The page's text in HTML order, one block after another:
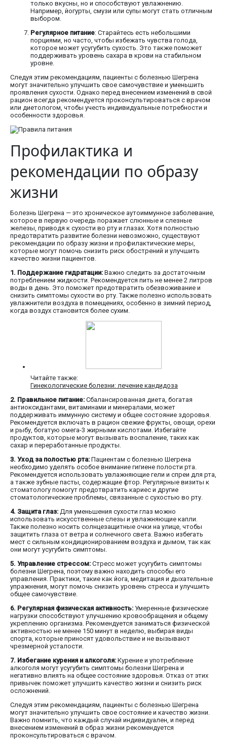
только вкусны, но и способствуют увлажнению.
Например, йогурты, смузи или супы могут стать отличным
выбором.
Регулярное питание: Старайтесь есть небольшими
порциями, но часто, чтобы избежать чувства голода,
которое может усугубить сухость. Это также поможет
поддерживать уровень сахара в крови на стабильном
уровне.
Следуя этим рекомендациям, пациенты с болезнью Шегрена
могут значительно улучшить свое самочувствие и уменьшить
проявления сухости. Однако перед внесением изменений в свой
рацион всегда рекомендуется проконсультироваться с врачом
или диетологом, чтобы учесть индивидуальные потребности и
особенности здоровья.
Профилактика и
рекомендации по образу
жизни
Болезнь Шегрена — это хроническое аутоиммунное заболевание,
которое в первую очередь поражает слюнные и слезные
железы, приводя к сухости во рту и глазах. Хотя полностью
предотвратить развитие болезни невозможно, существуют
рекомендации по образу жизни и профилактические меры,
которые могут помочь снизить риск обострений и улучшить
качество жизни пациентов.
1. Поддержание гидратации: Важно следить за достаточным
потреблением жидкости. Рекомендуется пить не менее 2 литров
воды в день. Это поможет предотвратить обезвоживание и
снизить симптомы сухости во рту. Также полезно использовать
увлажнители воздуха в помещениях, особенно в зимний период,
когда воздух становится более сухим.
Читайте также:
Гинекологические болезни: лечение кандидоза
2. Правильное питание: Сбалансированная диета, богатая
антиоксидантами, витаминами и минералами, может
поддерживать иммунную систему и общее состояние здоровья.
Рекомендуется включать в рацион свежие фрукты, овощи, орехи
и рыбу, богатую омега-3 жирными кислотами. Избегайте
продуктов, которые могут вызывать воспаление, таких как
сахар и переработанные продукты.
3. Уход за полостью рта: Пациентам с болезнью Шегрена
необходимо уделять особое внимание гигиене полости рта.
Рекомендуется использовать увлажняющие гели и спреи для рта,
а также зубные пасты, содержащие фтор. Регулярные визиты к
стоматологу помогут предотвратить кариес и другие
стоматологические проблемы, связанные с сухостью во рту.
4. Защита глаз: Для уменьшения сухости глаз можно
использовать искусственные слезы и увлажняющие капли.
Также полезно носить солнцезащитные очки на улице, чтобы
защитить глаза от ветра и солнечного света. Важно избегать
мест с сильным кондиционированием воздуха и дымом, так как
они могут усугубить симптомы.
5. Управление стрессом: Стресс может усугубить симптомы
болезни Шегрена, поэтому важно находить способы его
управления. Практики, такие как йога, медитация и дыхательные
упражнения, могут помочь снизить уровень стресса и улучшить
общее самочувствие.
6. Регулярная физическая активность: Умеренные физические
нагрузки способствуют улучшению кровообращения и общему
укреплению организма. Рекомендуется заниматься физической
активностью не менее 150 минут в неделю, выбирая виды
спорта, которые приносят удовольствие и не вызывают
чрезмерной усталости.
7. Избегание курения и алкоголя: Курение и употребление
алкоголя могут усугубить симптомы болезни Шегрена и
негативно влиять на общее состояние здоровья. Отказ от этих
привычек поможет улучшить качество жизни и снизить риск
осложнений.
Следуя этим рекомендациям, пациенты с болезнью Шегрена
могут значительно улучшить свое состояние и качество жизни.
Важно помнить, что каждый случай индивидуален, и перед
внесением изменений в образ жизни рекомендуется
проконсультироваться с врачом.